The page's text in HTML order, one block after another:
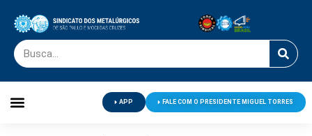
APP FALE COM O PRESIDENTE MIGUEL TORRES